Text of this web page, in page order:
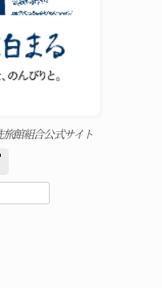
旅館組合公式サイト